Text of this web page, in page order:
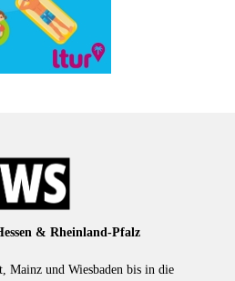
& Rheinland-Pfalz
Mainz und Wiesbaden bis in die